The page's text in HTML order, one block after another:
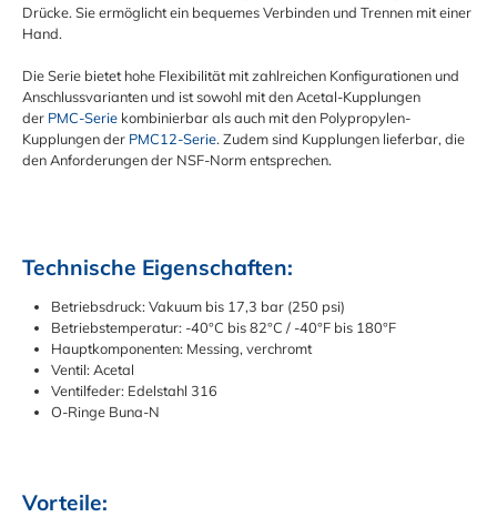
Drücke. Sie ermöglicht ein bequemes Verbinden und Trennen mit einer
Hand.
Die Serie bietet hohe Flexibilität mit zahlreichen Konfigurationen und
Anschlussvarianten und ist sowohl mit den Acetal-Kupplungen
der PMC-Serie kombinierbar als auch mit den Polypropylen-
Kupplungen der PMC12-Serie. Zudem sind Kupplungen lieferbar, die
den Anforderungen der NSF-Norm entsprechen.
Technische Eigenschaften:
Betriebsdruck: Vakuum bis 17,3 bar (250 psi)
Betriebstemperatur: -40°C bis 82°C / -40°F bis 180°F
Hauptkomponenten: Messing, verchromt
Ventil: Acetal
Ventilfeder: Edelstahl 316
O-Ringe Buna-N
Vorteile: